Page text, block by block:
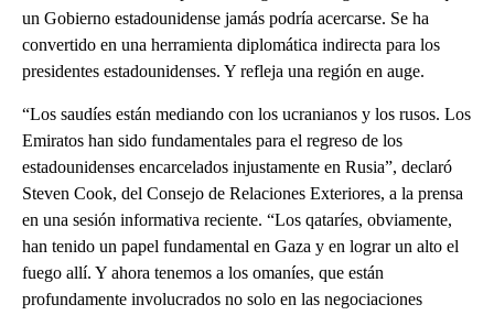
un Gobierno estadounidense jamás podría acercarse. Se ha
convertido en una herramienta diplomática indirecta para los
presidentes estadounidenses. Y refleja una región en auge.
“Los saudíes están mediando con los ucranianos y los rusos. Los
Emiratos han sido fundamentales para el regreso de los
estadounidenses encarcelados injustamente en Rusia”, declaró
Steven Cook, del Consejo de Relaciones Exteriores, a la prensa
en una sesión informativa reciente. “Los qataríes, obviamente,
han tenido un papel fundamental en Gaza y en lograr un alto el
fuego allí. Y ahora tenemos a los omaníes, que están
profundamente involucrados no solo en las negociaciones